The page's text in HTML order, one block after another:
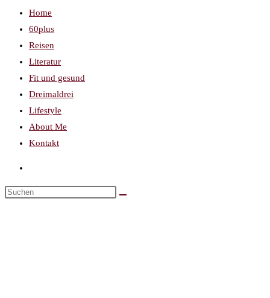
Home
60plus
Reisen
Literatur
Fit und gesund
Dreimaldrei
Lifestyle
About Me
Kontakt